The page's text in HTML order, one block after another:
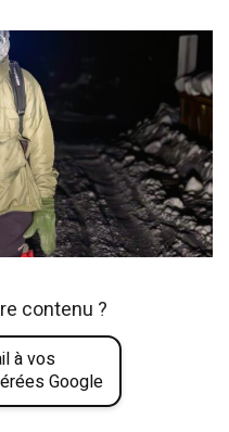
contenu ?
à vos
Google